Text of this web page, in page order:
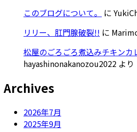
このブログについて。
に
リリー、肛門腺破裂!! に
松屋のごろごろ煮込みチキンカ
hayashinonakanozou2022 より
Archives
2026年7月
2025年9月